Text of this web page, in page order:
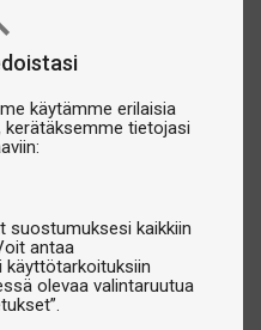
käytämme erilaisia
kerätäksemme tietojasi
suostumuksesi kaikkiin
antaa
olevaa valintaruutua